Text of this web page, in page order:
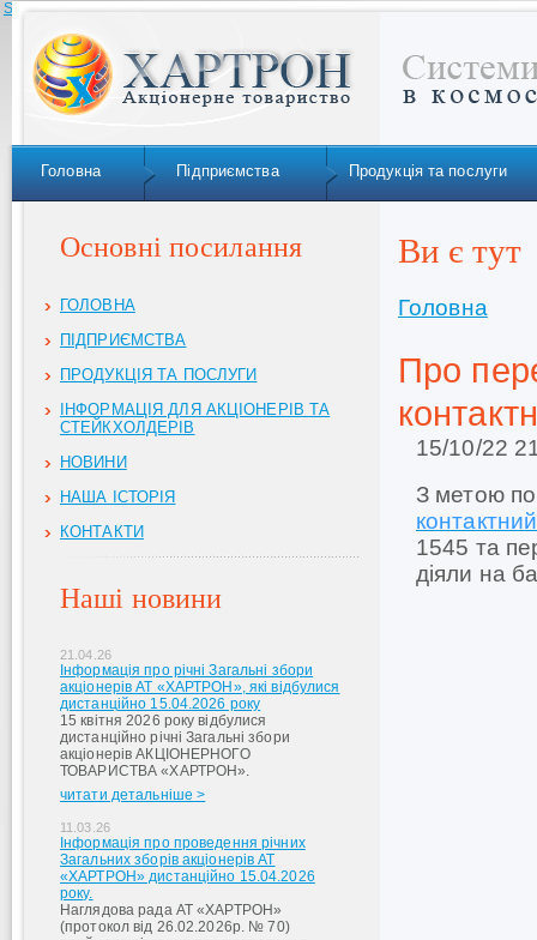
Skip to navigation
Головна Підприємства Продукція та послуги
Основні посилання
ГОЛОВНА
ПІДПРИЄМСТВА
ПРОДУКЦІЯ ТА ПОСЛУГИ
ІНФОРМАЦІЯ ДЛЯ АКЦІОНЕРІВ ТА
СТЕЙКХОЛДЕРІВ
НОВИНИ
НАША ІСТОРІЯ
КОНТАКТИ
Наші новини
21.04.26
Інформація про річні Загальні збори
акціонерів АТ «ХАРТРОН», які відбулися
дистанційно 15.04.2026 року
15 квітня 2026 року відбулися
дистанційно річні Загальні збори
акціонерів АКЦІОНЕРНОГО
ТОВАРИСТВА «ХАРТРОН».
читати детальніше >
11.03.26
Інформація про проведення річних
Загальних зборів акціонерів АТ
«ХАРТРОН» дистанційно 15.04.2026
року.
Наглядова рада АТ «ХАРТРОН»
(протокол від 26.02.2026р. № 70)
Ви є тут
Головна
Про
15/10/22
З метою
1545 та
діяли на